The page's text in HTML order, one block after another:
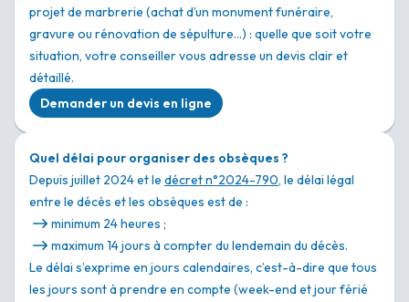
projet de marbrerie (achat d’un monument funéraire,
gravure ou rénovation de sépulture…) : quelle que soit votre
situation, votre conseiller vous adresse un devis clair et
détaillé.
Demander un devis en ligne
Quel délai pour organiser des obsèques ?
Depuis juillet 2024 et le décret n°2024-790, le délai légal
entre le décès et les obsèques est de :
minimum 24 heures ;
maximum 14 jours à compter du lendemain du décès.
Le délai s’exprime en jours calendaires, c’est-à-dire que tous
les jours sont à prendre en compte (week-end et jour férié